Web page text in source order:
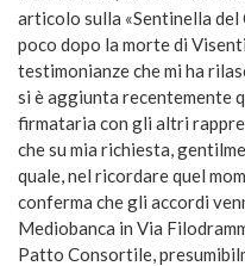
articolo sulla «Sentinella del
poco dopo la morte di
testimonianze che mi ha
si è aggiunta recentemente
firmataria con gli altri
che su mia richiesta,
quale, nel ricordare quel
conferma che gli accordi
Mediobanca in Via
Patto Consortile,